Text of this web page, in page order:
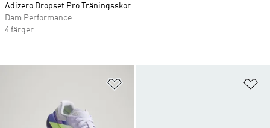
Adizero Dropset Pro Träningsskor
Dam Performance
4 färger